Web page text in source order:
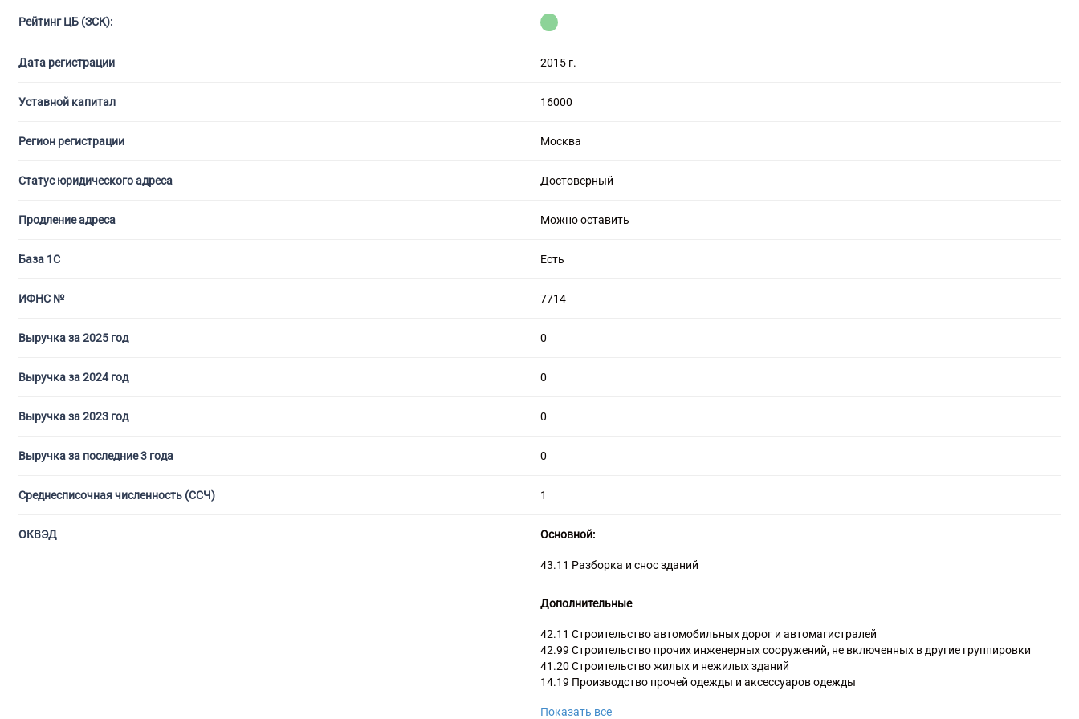
С лицензией на алмазную торговлю
Рейтинг ЦБ (ЗСК):
Дата регистрации 2015 г.
Уставной капитал 16000
Регион регистрации Москва
Статус юридического адреса Достоверный
Продление адреса Можно оставить
База 1С Есть
ИФНС № 7714
Выручка за 2025 год 0
Выручка за 2024 год 0
Выручка за 2023 год 0
Выручка за последние 3 года 0
Среднесписочная численность (ССЧ) 1
ОКВЭД Основной:
43.11 Разборка и снос зданий
Дополнительные
42.11 Строительство автомобильных дорог и автомагистралей
42.99 Строительство прочих инженерных сооружений, не включенных в другие группировки
41.20 Строительство жилых и нежилых зданий
14.19 Производство прочей одежды и аксессуаров одежды
42.13 Cтроительство мостов и тоннелей
Показать все